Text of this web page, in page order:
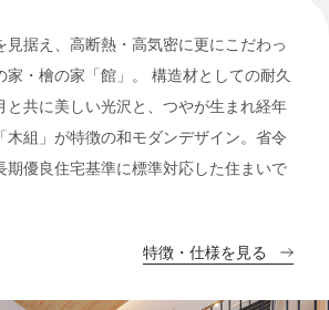
見据え、高断熱・高気密に更にこだわっ
家・檜の家「館」。 構造材としての耐久
と共に美しい光沢と、つやが生まれ経年
木組」が特徴の和モダンデザイン。省令
期優良住宅基準に標準対応した住まいで
特徴・仕様を見る